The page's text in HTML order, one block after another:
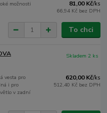
možnosti
81,00 Kč/ks
66,94 Kč bez DPH
To chci
vesta pro
i pro
v zadní
620,00 Kč/ks
512,40 Kč bez DPH
Skladem 2 ks